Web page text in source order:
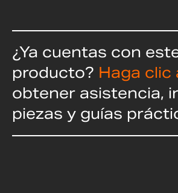
¿Ya cuentas con
producto? Haga clic
obtener asistencia,
piezas y guías